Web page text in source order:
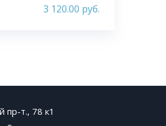
3 120.00 руб.
пр-т., 78 к1